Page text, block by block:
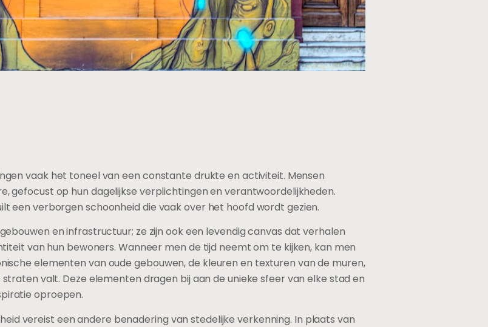
vaak het toneel van een constante drukte en activiteit. Mensen
gefocust op hun dagelijkse verplichtingen en verantwoordelijkheden.
een verborgen schoonheid die vaak over het hoofd wordt gezien.
en infrastructuur; ze zijn ook een levendig canvas dat verhalen
van hun bewoners. Wanneer men de tijd neemt om te kijken, kan men
elementen van oude gebouwen, de kleuren en texturen van de muren,
valt. Deze elementen dragen bij aan de unieke sfeer van elke stad en
oproepen.
vereist een andere benadering van stedelijke verkenning. In plaats van